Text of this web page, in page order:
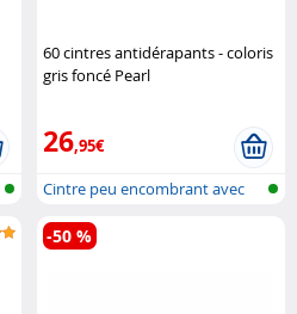
60 cintres antidérapants - coloris
gris foncé Pearl
26,95€
Cintre peu encombrant avec
revêteme..
-50 %